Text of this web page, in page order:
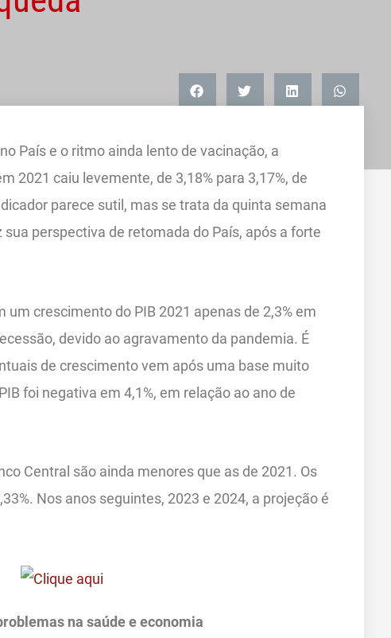
País e o ritmo ainda lento de vacinação, a
2021 caiu levemente, de 3,18% para 3,17%, de
parece sutil, mas se trata da quinta semana
perspectiva de retomada do País, após a forte
crescimento do PIB 2021 apenas de 2,3% em
devido ao agravamento da pandemia. É
de crescimento vem após uma base muito
foi negativa em 4,1%, em relação ao ano de
Central são ainda menores que as de 2021. Os
Nos anos seguintes, 2023 e 2024, a projeção é
na saúde e economia